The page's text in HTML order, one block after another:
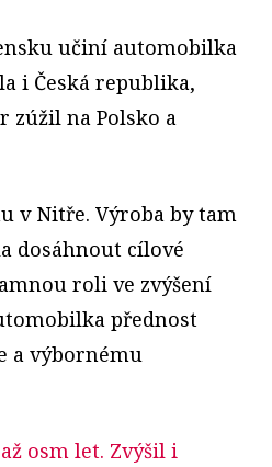
učiní automobilka
i Česká republika,
zúžil na Polsko a
v Nitře. Výroba by tam
dosáhnout cílové
roli ve zvýšení
přednost
a výbornému
osm let. Zvýšil i